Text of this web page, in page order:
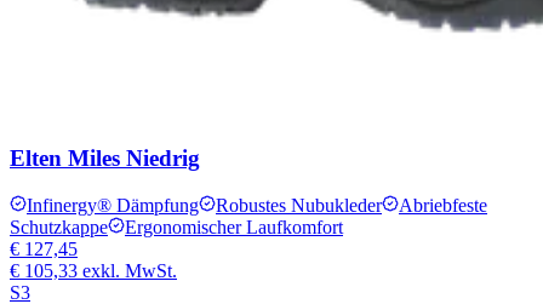
Elten Miles Niedrig
Infinergy® Dämpfung Robustes Nubukleder
Abriebfeste
Schutzkappe
Ergonomischer Laufkomfort
€ 127,45
€ 105,33 exkl. MwSt.
S3